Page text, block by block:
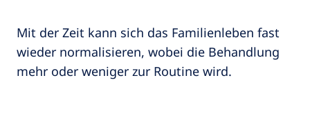
Mit der Zeit kann sich das Familienleben fast
wieder normalisieren, wobei die Behandlung
mehr oder weniger zur Routine wird.